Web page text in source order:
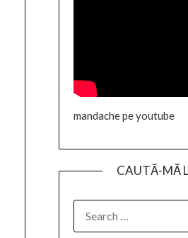
mandache pe youtube
CAUTĂ-MĂ
FOR: